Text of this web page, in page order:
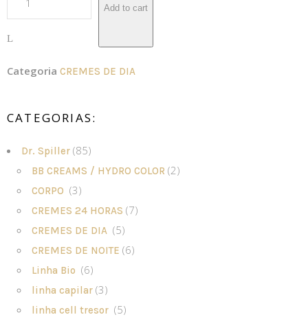
Add to cart
Categoria CREMES DE DIA
CATEGORIAS:
Dr. Spiller (85)
BB CREAMS / HYDRO COLOR (2)
CORPO (3)
CREMES 24 HORAS (7)
CREMES DE DIA (5)
CREMES DE NOITE (6)
Linha Bio (6)
linha capilar (3)
linha cell tresor (5)